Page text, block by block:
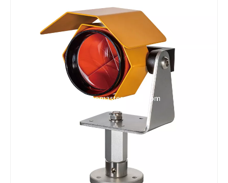
Hood Hood Prism (GHT112-yel)